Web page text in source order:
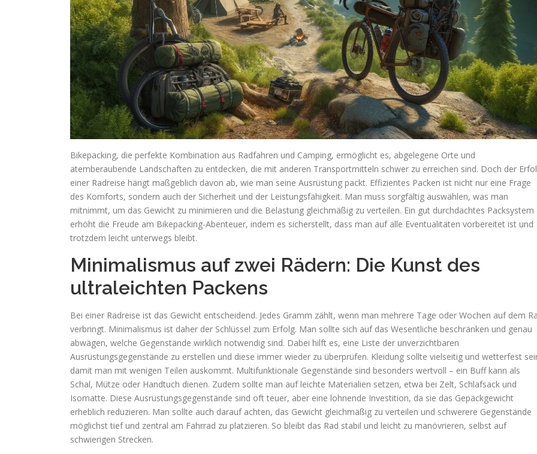
Bikepacking, die perfekte Kombination aus Radfahren und Camping, ermöglicht es, abgelegene Orte und
atemberaubende Landschaften zu entdecken, die mit anderen Transportmitteln schwer zu erreichen sind. Doch der
einer Radreise hängt maßgeblich davon ab, wie man seine Ausrüstung packt. Effizientes Packen ist nicht nur eine Frage
des Komforts, sondern auch der Sicherheit und der Leistungsfähigkeit. Man muss sorgfältig auswählen, was man
mitnimmt, um das Gewicht zu minimieren und die Belastung gleichmäßig zu verteilen. Ein gut durchdachtes Packsystem
erhöht die Freude am Bikepacking-Abenteuer, indem es sicherstellt, dass man auf alle Eventualitäten vorbereitet ist und
trotzdem leicht unterwegs bleibt.
Minimalismus auf zwei Rädern: Die Kunst des
ultraleichten Packens
Bei einer Radreise ist das Gewicht entscheidend. Jedes Gramm zählt, wenn man mehrere Tage oder Wochen auf dem
verbringt. Minimalismus ist daher der Schlüssel zum Erfolg. Man sollte sich auf das Wesentliche beschränken und genau
abwägen, welche Gegenstände wirklich notwendig sind. Dabei hilft es, eine Liste der unverzichtbaren
Ausrüstungsgegenstände zu erstellen und diese immer wieder zu überprüfen. Kleidung sollte vielseitig und wetterfest
damit man mit wenigen Teilen auskommt. Multifunktionale Gegenstände sind besonders wertvoll – ein Buff kann als
Schal, Mütze oder Handtuch dienen. Zudem sollte man auf leichte Materialien setzen, etwa bei Zelt, Schlafsack und
Isomatte. Diese Ausrüstungsgegenstände sind oft teuer, aber eine lohnende Investition, da sie das Gepäckgewicht
erheblich reduzieren. Man sollte auch darauf achten, das Gewicht gleichmäßig zu verteilen und schwerere Gegenstände
möglichst tief und zentral am Fahrrad zu platzieren. So bleibt das Rad stabil und leicht zu manövrieren, selbst auf
schwierigen Strecken.